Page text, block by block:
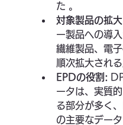
た 。
対象製品の拡
ー製品への導
繊維製品、電
順次拡大され
EPDの役割:
ータは、実質
る部分が多く
の主要なデー